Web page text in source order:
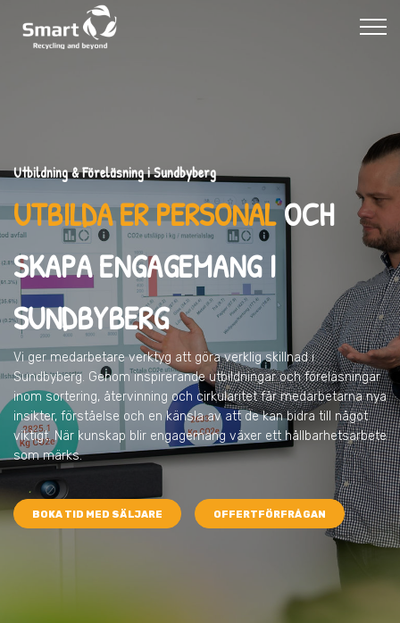
Utbildning & Föreläsning i Sundbyberg
UTBILDA ER PERSONALOCH
SKAPA ENGAGEMANG I
SUNDBYBERG
Vi ger medarbetare verktyg att göra verklig skillnadi
Sundbyberg. Genom inspirerande utbildningar och föreläsningar
inom sortering, återvinning och cirkularitet får medarbetarna nya
insikter, förståelse och en känsla av att de kan bidra till något
viktigt. När kunskap blir engagemang växer ett hållbarhetsarbete
som märks.
BOKA TID MED SÄLJARE OFFERTFÖRFRÅGAN